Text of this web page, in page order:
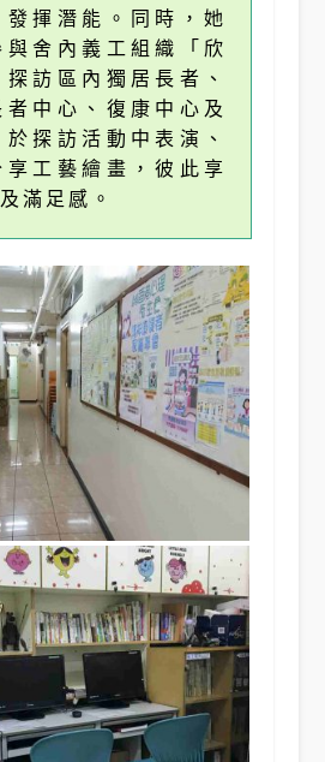
發揮潛能。同時，她
與舍內義工組織「欣
訪區內獨居長者、
者中心、復康中心及
探訪活動中表演、
享工藝繪畫，彼此享
滿足感。